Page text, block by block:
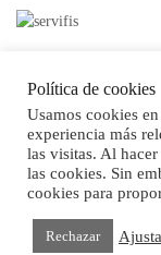
Política de cookies
Política de cookies
Usamos cookies
experiencia más
las visitas. Al
las cookies. Sin
cookies para
Rechazar